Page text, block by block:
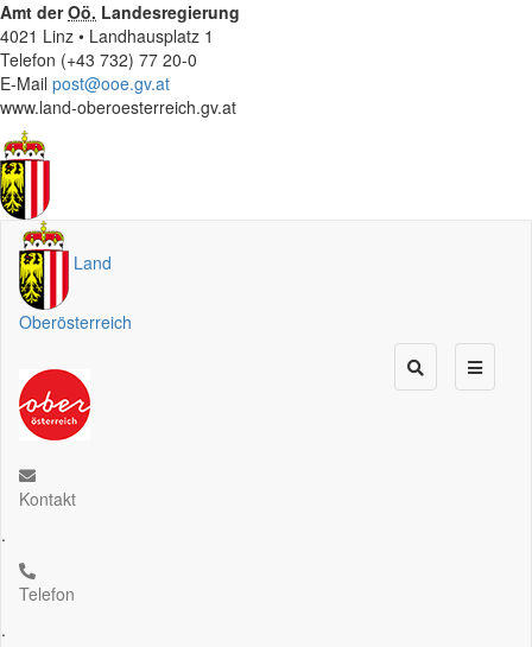
Amt derOö. Landesregierung
4021 Linz • Landhausplatz 1
Telefon (+43 732) 77 20-0
E-Mail post@ooe.gv.at
www.land-oberoesterreich.gv.at
Land
Oberösterreich
Kontakt
.
Telefon
.